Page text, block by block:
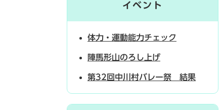
イベント
体力・運動能力チェック
陣馬形山のろし上げ
第32回中川村バレー祭 結果